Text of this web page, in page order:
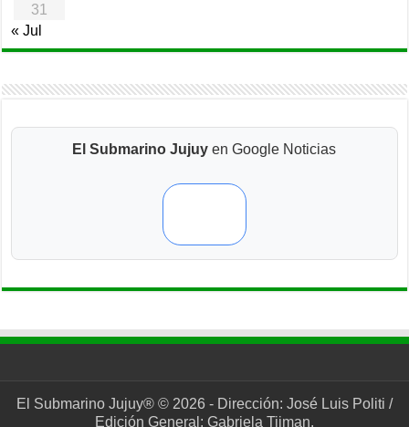
31
« Jul
El Submarino Jujuy en Google Noticias
El Submarino Jujuy® © 2026 - Dirección: José Luis Politi /
Edición General: Gabriela Tijman.